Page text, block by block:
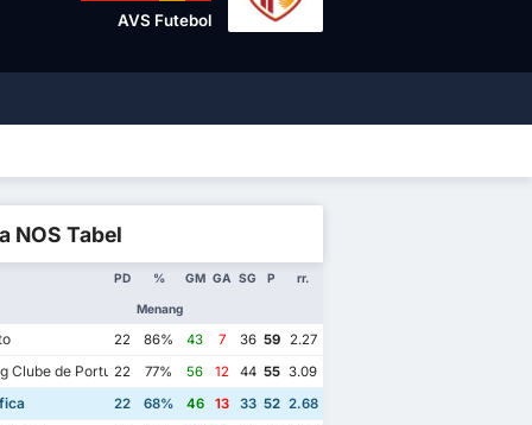
AVS Futebol
NOS Tabel
PD %
Menang
GM GA SG P rr.
22 86% 43 7 36 59 2.27
Clube de Portugal
22 77% 56 12 44 55 3.09
22 68% 46 13 33 52 2.68